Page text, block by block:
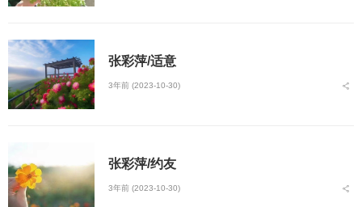
张彩萍/适意
3年前 (2023-10-30)
张彩萍/约友
3年前 (2023-10-30)